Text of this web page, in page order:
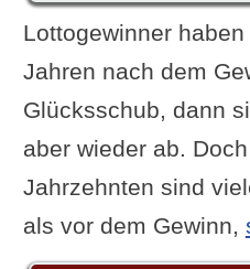
Lottogewinner
Jahren nach dem
Glücksschub, dann
aber wieder ab.
Jahrzehnten sind
als vor dem Gewinn,